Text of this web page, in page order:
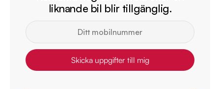
liknande bil blir tillgänglig.
Skicka uppgifter till mig